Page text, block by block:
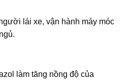
lái xe, vận hành máy móc
làm tăng nồng độ của